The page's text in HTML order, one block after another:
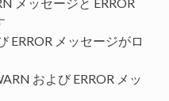
ERROR メッセージがロ
および ERROR メッ